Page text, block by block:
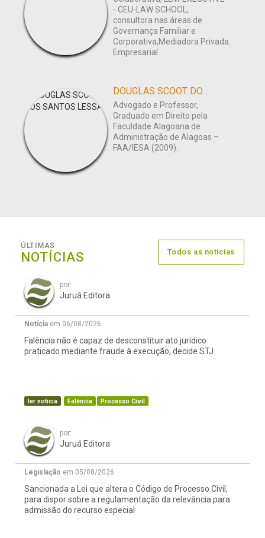
- CEU-LAW SCHOOL,
consultora nas áreas de
Governança Familiar e
Corporativa,Mediadora Privada
Empresarial
DOUGLAS SCOOT DOS SANTOS LESSA
Advogado e Professor,
Graduado em Direito pela
Faculdade Alagoana de
Administração de Alagoas –
FAA/IESA (2009).
ÚLTIMAS
NOTÍCIAS Todos as noticias
por:
Juruá Editora
Notícia em 06/08/2026
Falência não é capaz de desconstituir ato jurídico
praticado mediante fraude à execução, decide STJ
ler notícia Falência Processo Civil
por:
Juruá Editora
Legislação em 05/08/2026
Sancionada a Lei que altera o Código de Processo Civil,
para dispor sobre a regulamentação da relevância para
admissão do recurso especial